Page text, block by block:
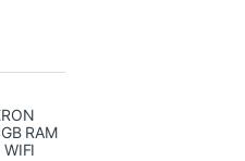
RAM